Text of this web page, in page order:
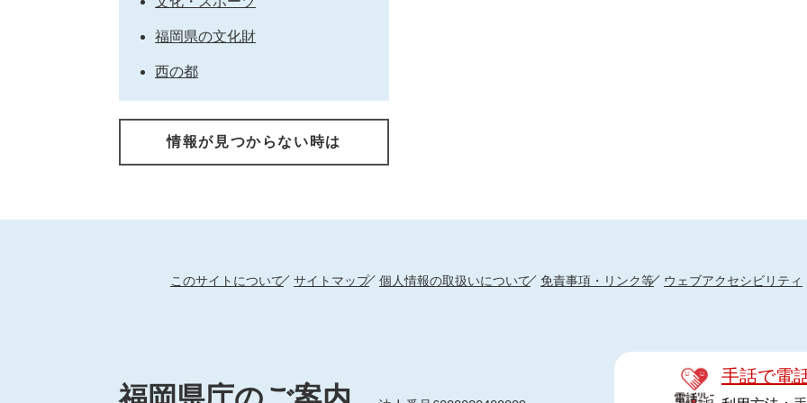
福岡県の文化財
西の都
情報が見つからない時は
このサイトについて サイトマップ 個人情報の取扱いについて 免責事項・リンク等 ウェブアクセシビリティ
手話で電